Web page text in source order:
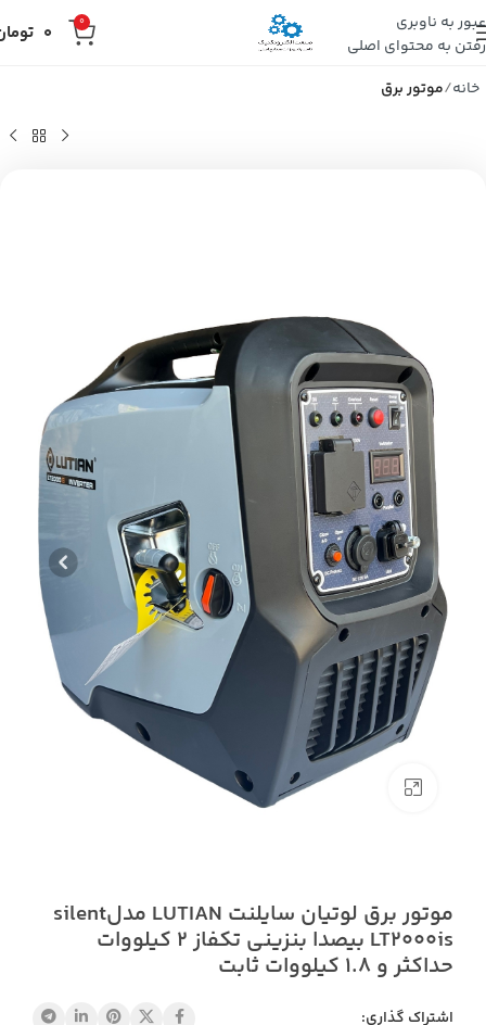
عبور به ناوبری
رفتن به محتوای اصلی
0
0
خانه موتور برق
بزرگنمایی تصویر
موتور برق لوتیان سایلنت LUTIAN مدلsilent
LT2000is بیصدا بنزینی تکفاز 2 کیلووات
حداکثر و 1.8 کیلووات ثابت
اشتراک گذاری: